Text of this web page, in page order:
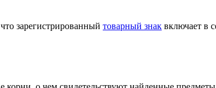
зарегистрированный товарный знак включает в